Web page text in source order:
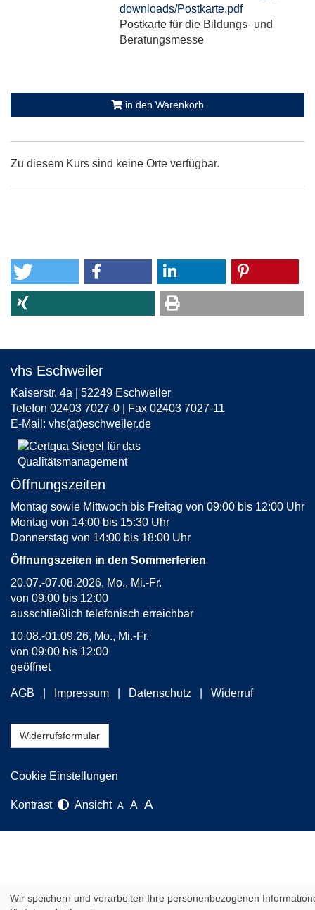
downloads/Postkarte.pdf
Postkarte für die Bildungs- und
Beratungsmesse
in den Warenkorb
Zu diesem Kurs sind keine Orte verfügbar.
vhs Eschweiler
Kaiserstr. 4a | 52249 Eschweiler
Telefon 02403 7027-0 | Fax 02403 7027-11
E-Mail: vhs(at)eschweiler.de
Öffnungszeiten
Montag sowie Mittwoch bis Freitag von 09:00 bis 12:00 Uhr
Montag von 14:00 bis 15:30 Uhr
Donnerstag von 14:00 bis 18:00 Uhr
Öffnungszeiten in den Sommerferien
20.07.-07.08.2026, Mo., Mi.-Fr.
von 09:00 bis 12:00
ausschließlich telefonisch erreichbar
10.08.-01.09.26, Mo., Mi.-Fr.
von 09:00 bis 12:00
geöffnet
AGB Impressum Datenschutz Widerruf
Widerrufsformular
Cookie Einstellungen
Kontrast Ansicht A A A
Wir speichern und verarbeiten Ihre personenbezogenen